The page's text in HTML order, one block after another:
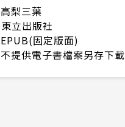
高梨三葉
東立出版社
EPUB(固定版面)
不提供電子書檔案另存下載